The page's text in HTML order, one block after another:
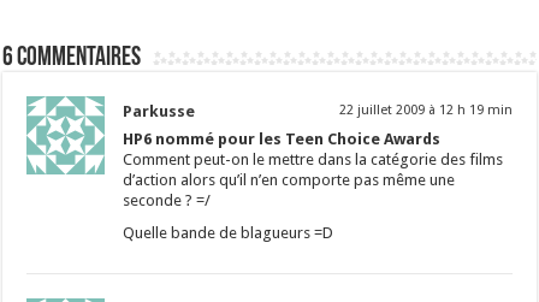
6 commentaires
Parkusse 22 juillet 2009 à 12 h 19 min
HP6 nommé pour les Teen Choice Awards
Comment peut-on le mettre dans la catégorie des films
d’action alors qu’il n’en comporte pas même une
seconde ? =/
Quelle bande de blagueurs =D